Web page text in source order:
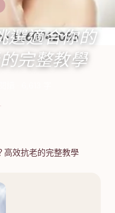
選適合你的
完整教學
高效抗老的完整教學